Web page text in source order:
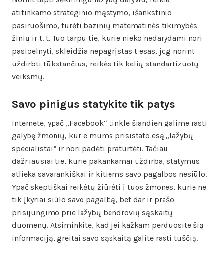
atitinkamo strateginio mąstymo, išankstinio
pasiruošimo, turėti bazinių matematinės tikimybės
žinių ir t. t. Tuo tarpu tie, kurie nieko nedarydami nori
pasipelnyti, skleidžia nepagrįstas tiesas, jog norint
uždirbti tūkstančius, reikės tik kelių standartizuotų
veiksmų.
Savo pinigus statykite tik patys
Internete, ypač „Facebook“ tinkle šiandien galime rasti
galybę žmonių, kurie mums prisistato esą „lažybų
specialistai“ ir nori padėti praturtėti. Tačiau
dažniausiai tie, kurie pakankamai uždirba, statymus
atlieka savarankiškai ir kitiems savo pagalbos nesiūlo.
Ypač skeptiškai reikėtų žiūrėti į tuos žmones, kurie ne
tik įkyriai siūlo savo pagalbą, bet dar ir prašo
prisijungimo prie lažybų bendrovių sąskaitų
duomenų. Atsiminkite, kad jei kažkam perduosite šią
informaciją, greitai savo sąskaitą galite rasti tuščią.